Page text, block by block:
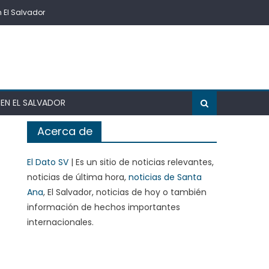
El Salvador
EL SALVADOR
Acerca de
El Dato SV | Es un sitio de noticias relevantes,
noticias de última hora,noticias de Santa
Ana, El Salvador, noticias de hoy o también
información de hechos importantes
internacionales.